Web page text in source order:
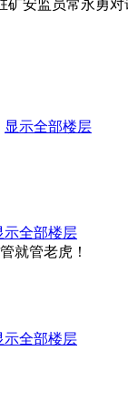
监员常永勇对
显示全部楼层
示全部楼层
就管老虎！
示全部楼层